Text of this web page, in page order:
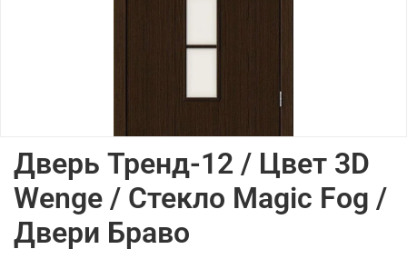
Дверь Тренд-12 / Цвет 3D
Wenge / Стекло Magic Fog /
Двери Браво